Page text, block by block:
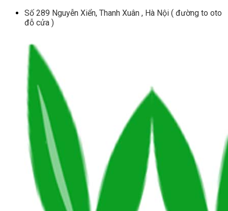
Skip
Số 289 Nguyễn Xiển, Thanh Xuân , Hà Nội ( đường to oto
đỗ cửa )